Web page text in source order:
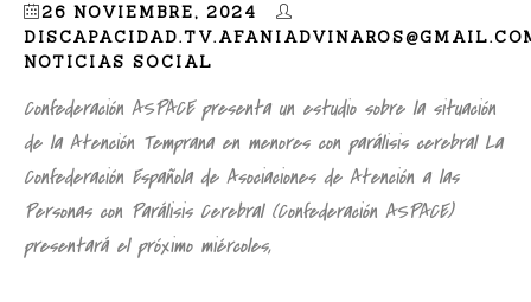
26 NOVIEMBRE, 2024
NOTICIAS SOCIAL
Confederación ASPACE presenta un estudio sobre la situación
de la Atención Temprana en menores con parálisis cerebral La
Confederación Española de Asociaciones de Atención a las
Personas con Parálisis Cerebral (Confederación ASPACE)
presentará el próximo miércoles,